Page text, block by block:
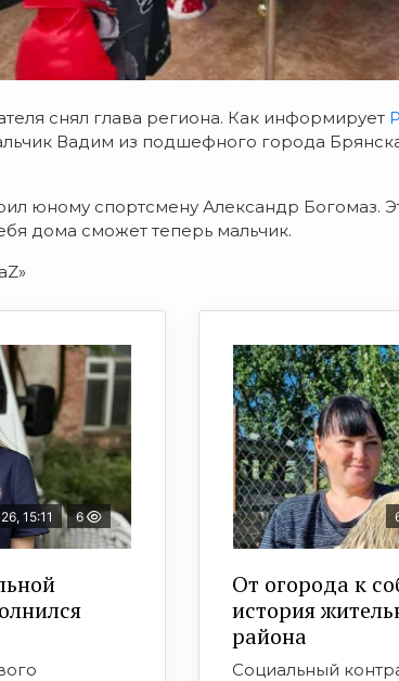
снял глава региона. Как информирует
Вадим из подшефного города
юному спортсмену Александр Богомаз.
дома сможет теперь мальчик.
15:11 6
От огорода к
история
района
Социальный